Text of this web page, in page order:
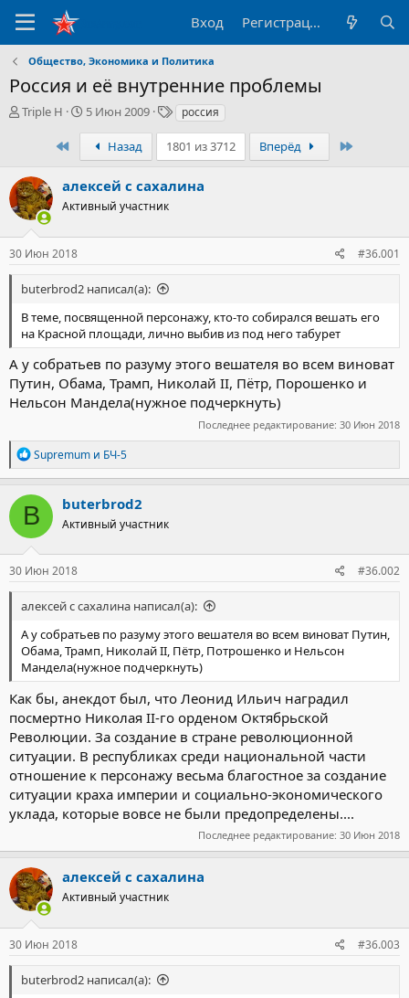
Вход Регистрация
Общество, Экономика и Политика
Россия и её внутренние проблемы
А
р
т
е
м
ы
Triple H
Д
а
а
ч
л
5 Июн 2009
Т
г
и
россия
ПервыйНазад 1801 из 3712 Вперёд
алексей с сахалина
Активный участник
30 Июн 2018 #36.001
buterbrod2 написал(а):
В теме, посвященной персонажу, кто-то собирался вешать его
на Красной площади, лично выбив из под него табурет
А у собратьев по разуму этого вешателя во всем виноват
Путин, Обама, Трамп, Николай II, Пётр, Порошенко и
Нельсон Мандела(нужное подчеркнуть)
Последнее редактирование: 30 Июн 2018
Р
е
а
к
ц
и
и
:
Supremum и БЧ-5
B buterbrod2
Активный участник
30 Июн 2018 #36.002
алексей с сахалина написал(а):
А у собратьев по разуму этого вешателя во всем виноват Путин,
Обама, Трамп, Николай II, Пётр, Потрошенко и Нельсон
Мандела(нужное подчеркнуть)
Как бы, анекдот был, что Леонид Ильич наградил
посмертно Николая II-го орденом Октябрьской
Революции. За создание в стране революционной
ситуации. В республиках среди национальной части
отношение к персонажу весьма благостное за создание
ситуации краха империи и социально-экономического
уклада, которые вовсе не были предопределены....
Последнее редактирование: 30 Июн 2018
алексей с сахалина
Активный участник
30 Июн 2018 #36.003
buterbrod2 написал(а):